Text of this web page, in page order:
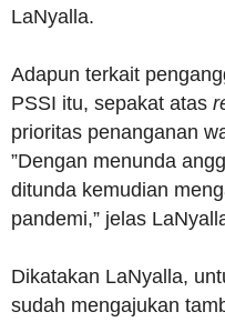
LaNyalla.
Adapun terkait
PSSI itu, sepakat atas
prioritas penanganan
”Dengan menunda
ditunda kemudian
pandemi,” jelas
Dikatakan LaNyalla,
sudah mengajukan